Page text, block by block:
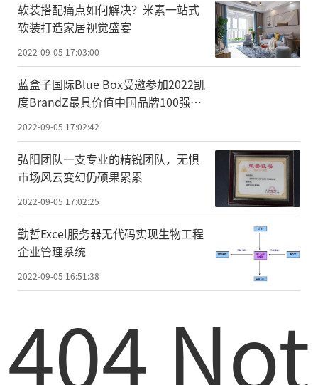
软装搭配痛点如何解决？米素一站式
软装打造家居视觉盛宴
2022-09-05 17:03:00
蓝盒子国际Blue Box受邀参加2022凯
度BrandZ最具价值中国品牌100强发
布会
2022-09-05 17:02:42
弘阳团队一支专业的精锐团队，无惧
市场风云变幻仍硕果累累
2022-09-05 17:02:25
勤哲Excel服务器无代码实现生物工程
企业管理系统
2022-09-05 16:51:38
404 Not